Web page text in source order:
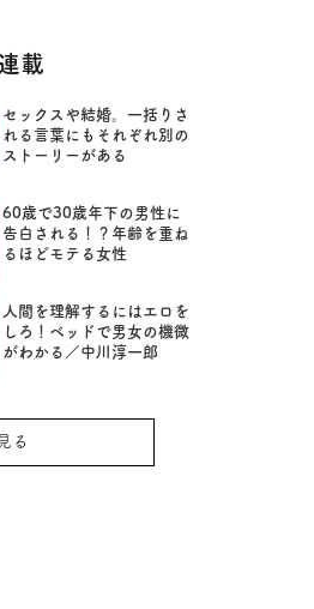
載
セックスや結婚。一括りさ
れる言葉にもそれぞれ別の
ストーリーがある
60歳で30歳年下の男性に
告白される！？年齢を重ね
るほどモテる女性
人間を理解するにはエロを
しろ！ベッドで男女の機微
がわかる／中川淳一郎
る